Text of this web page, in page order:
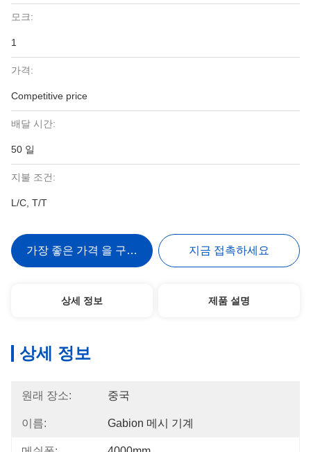
모크:
1
가격:
Competitive price
배달 시간:
50 일
지불 조건:
L/C, T/T
가장 좋은 가격 을 구하라 지금 접촉하세요
상세 정보 제품 설명
상세 정보
원래 장소: 중국
이름: Gabion 메시 기계